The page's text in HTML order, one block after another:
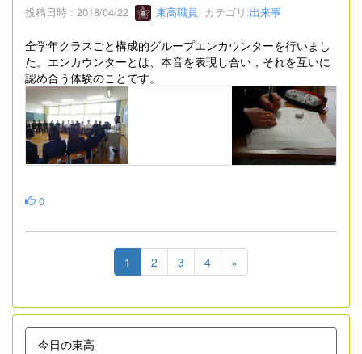
投稿日時 : 2018/04/22 東高職員 カテゴリ:出来事
全学年クラスごと構成的グループエンカウンターを行いまし
た。エンカウンターとは、本音を表現し合い，それを互いに
認め合う体験のことです。
0
1 2 3 4 »
今日の東高